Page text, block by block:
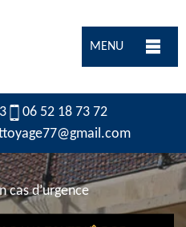
MENU
06 52 18 73 72
cas d’urgence